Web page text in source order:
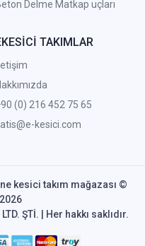
Delme Matkap uçları
TAKIMLAR
(0) 216 452 75 65
kesici.com
kesici takım mağazası ©
ŞTİ. | Her hakkı saklıdır.